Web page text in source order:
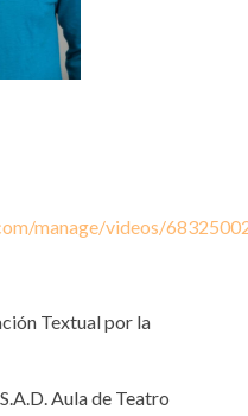
manage/videos/
Textual por la
Aula de Teatro